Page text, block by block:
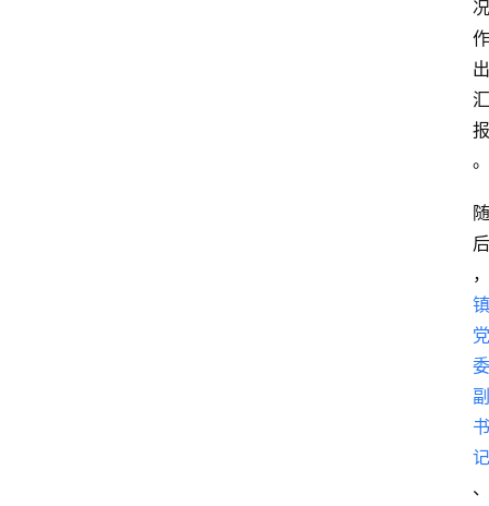
况
作
出
汇
报
。
随
后
，
镇
党
委
副
书
记
、